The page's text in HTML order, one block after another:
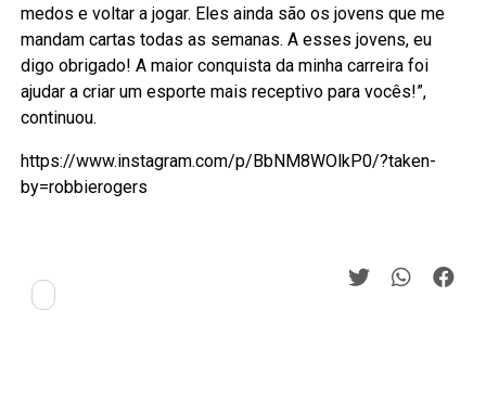
medos e voltar a jogar. Eles ainda são os jovens que me
mandam cartas todas as semanas. A esses jovens, eu
digo obrigado! A maior conquista da minha carreira foi
ajudar a criar um esporte mais receptivo para vocês!”,
continuou.
https://www.instagram.com/p/BbNM8WOlkP0/?taken-
by=robbierogers